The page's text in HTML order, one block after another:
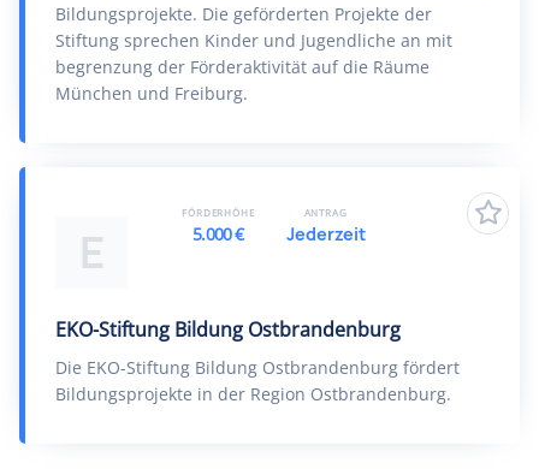
Bildungsprojekte. Die geförderten Projekte der
Stiftung sprechen Kinder und Jugendliche an mit
begrenzung der Förderaktivität auf die Räume
München und Freiburg.
E
EKO-Stiftung Bildung Ostbrandenburg
Die EKO-Stiftung Bildung Ostbrandenburg fördert
Bildungsprojekte in der Region Ostbrandenburg.
FÖRDERHÖHE
5.000 €
ANTRAG
Jederzeit